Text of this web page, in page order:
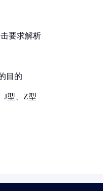
要求解析
目的
J型、Z型